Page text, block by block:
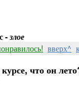
-злое
вверх^
что он